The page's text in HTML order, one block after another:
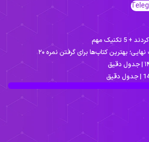
مهم
بهترین کتاب‌ها برای گرفتن نمره ۲۰